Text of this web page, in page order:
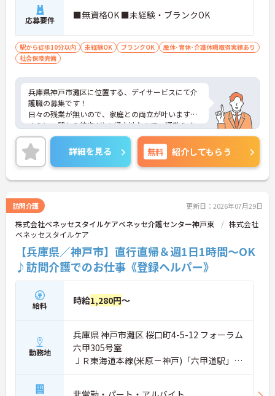
応募要件 ■無資格OK ■未経験・ブランクOK
駅から徒歩10分以内 未経験OK ブランクOK
産休･育休･介護休暇取得実績あり
社会保険完備
兵庫県神戸市灘区に位置する、デイサービスにて介
護職の募集です！
日々の残業が無いので、家庭との両立が叶います◎
さらに、駅から徒歩4分の好立地なので、通勤らく
らくです♪
ご興味のある方には、面接対策ポイントなど、さら
に詳細をお話しいたしますのでお気軽にご相談くだ
さい！
詳細を見る 無料 紹介してもらう
訪問介護 更新日：2026年07月29日
株式会社ベネッセスタイルケアベネッセ介護センター神戸東
株式会社
ベネッセスタイルケア
【兵庫県／神戸市】直行直帰＆週1日1時間～OK
♪訪問介護でのお仕事《登録ヘルパー》
給料 時給1,280円～
勤務地
兵庫県 神戸市灘区 桜口町4-5-12 フォーラム
六甲305号室
ＪＲ東海道本線(米原－神戸)「六甲道駅」徒
歩3分